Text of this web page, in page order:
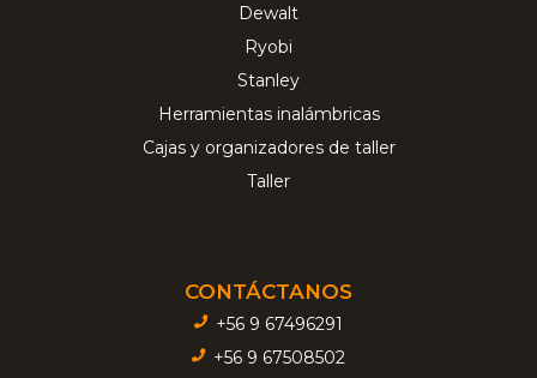
Dewalt
Ryobi
Stanley
Herramientas inalámbricas
Cajas y organizadores de taller
Taller
CONTÁCTANOS
+56 9 67496291
+56 9 67508502